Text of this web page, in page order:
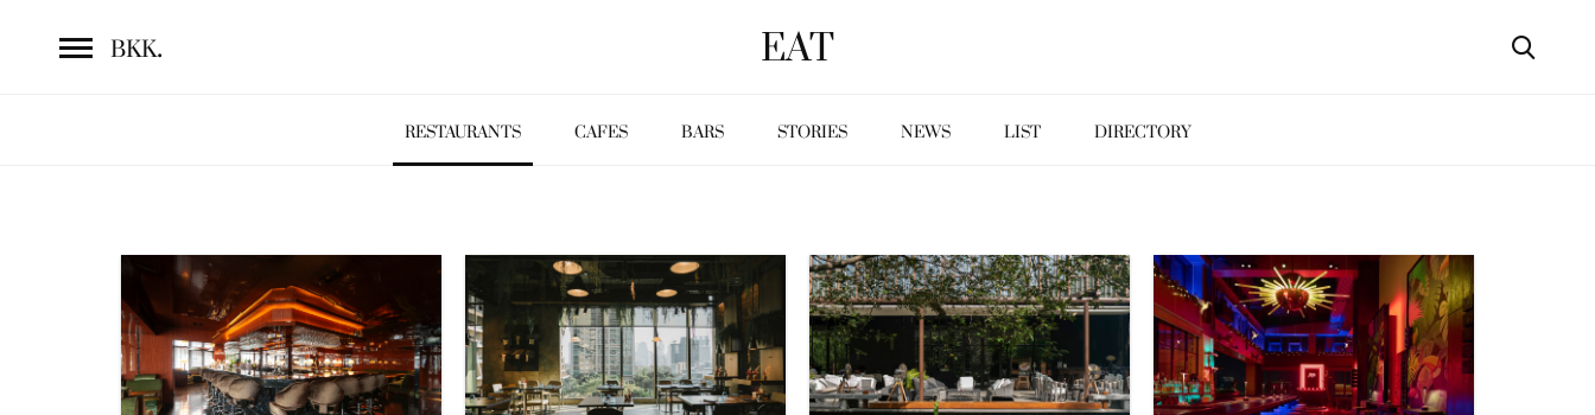
BKK. EAT
RESTAURANTS CAFES BARS STORIES NEWS LIST DIRECTORY